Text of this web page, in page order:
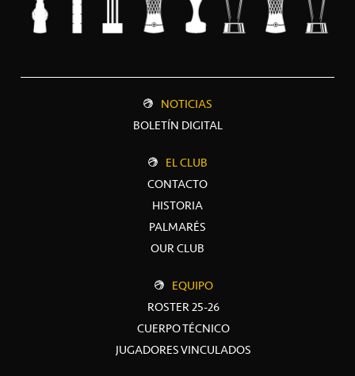
NOTICIAS
BOLETÍN DIGITAL
EL CLUB
CONTACTO
HISTORIA
PALMARÉS
OUR CLUB
EQUIPO
ROSTER 25-26
CUERPO TÉCNICO
JUGADORES VINCULADOS